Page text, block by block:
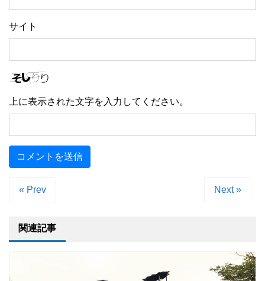
サイト
上に表示された文字を入力してください。
« Prev Next »
関連記事